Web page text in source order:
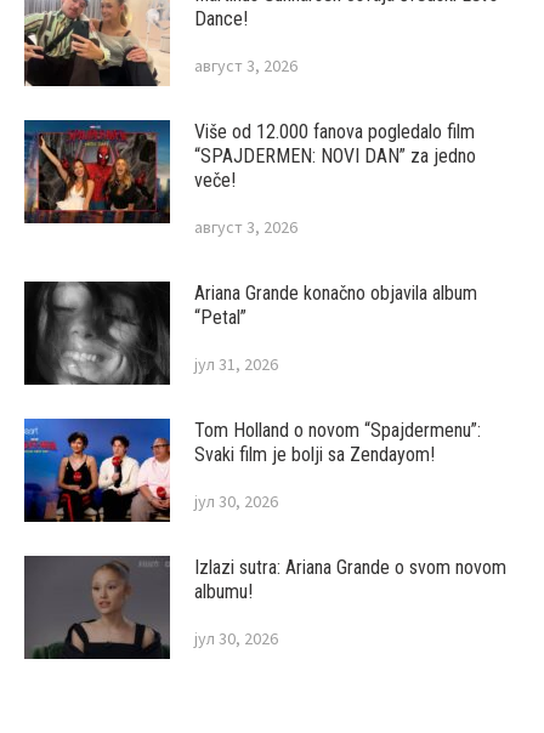
Dance!
август 3, 2026
Više od 12.000 fanova pogledalo film
“SPAJDERMEN: NOVI DAN” za jedno
veče!
август 3, 2026
Ariana Grande konačno objavila album
“Petal”
јул 31, 2026
Tom Holland o novom “Spajdermenu”:
Svaki film je bolji sa Zendayom!
јул 30, 2026
Izlazi sutra: Ariana Grande o svom novom
albumu!
јул 30, 2026